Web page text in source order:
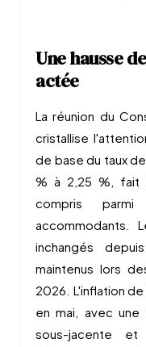
Une hausse
actée
La réunion du
cristallise
de base du taux
% à 2,25 %, fait
compris
accommodants.
inchangés
maintenus lors
2026. L'inflation
en mai, avec
sous-jacente